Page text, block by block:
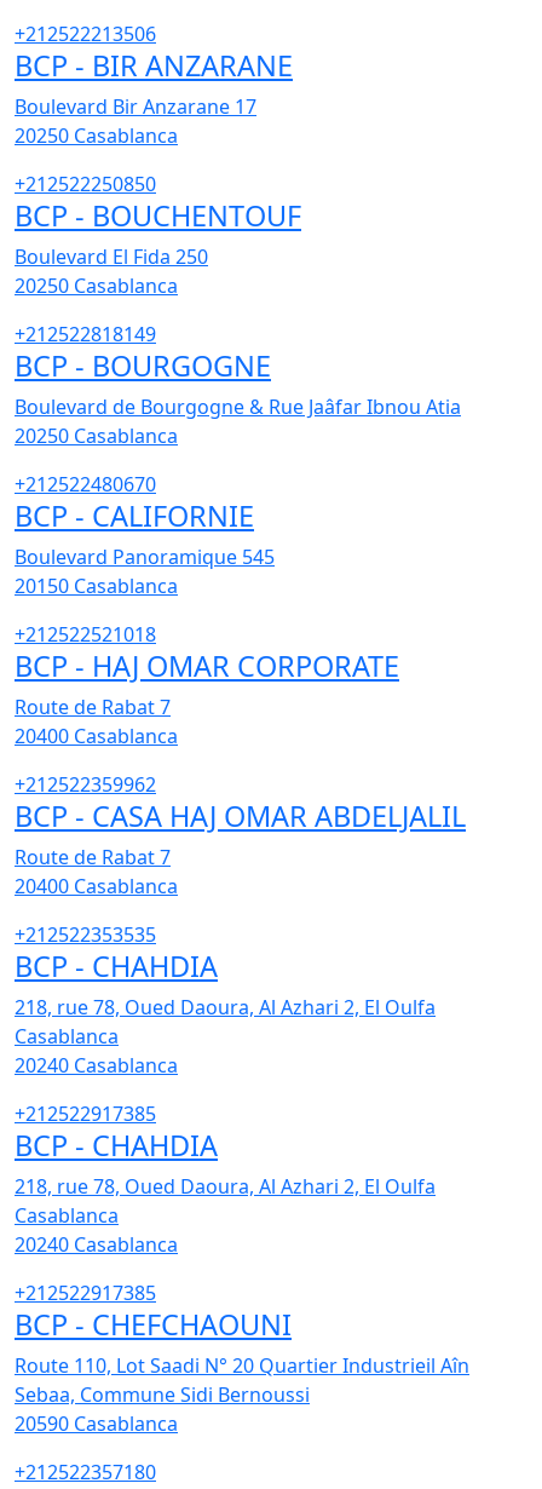
+212522213506
BCP - BIR ANZARANE
Boulevard Bir Anzarane 17
20250 Casablanca
+212522250850
BCP - BOUCHENTOUF
Boulevard El Fida 250
20250 Casablanca
+212522818149
BCP - BOURGOGNE
Boulevard de Bourgogne & Rue Jaâfar Ibnou Atia
20250 Casablanca
+212522480670
BCP - CALIFORNIE
Boulevard Panoramique 545
20150 Casablanca
+212522521018
BCP - HAJ OMAR CORPORATE
Route de Rabat 7
20400 Casablanca
+212522359962
BCP - CASA HAJ OMAR ABDELJALIL
Route de Rabat 7
20400 Casablanca
+212522353535
BCP - CHAHDIA
218, rue 78, Oued Daoura, Al Azhari 2, El Oulfa
Casablanca
20240 Casablanca
+212522917385
BCP - CHAHDIA
218, rue 78, Oued Daoura, Al Azhari 2, El Oulfa
Casablanca
20240 Casablanca
+212522917385
BCP - CHEFCHAOUNI
Route 110, Lot Saadi N° 20 Quartier Industrieil Aîn
Sebaa, Commune Sidi Bernoussi
20590 Casablanca
+212522357180